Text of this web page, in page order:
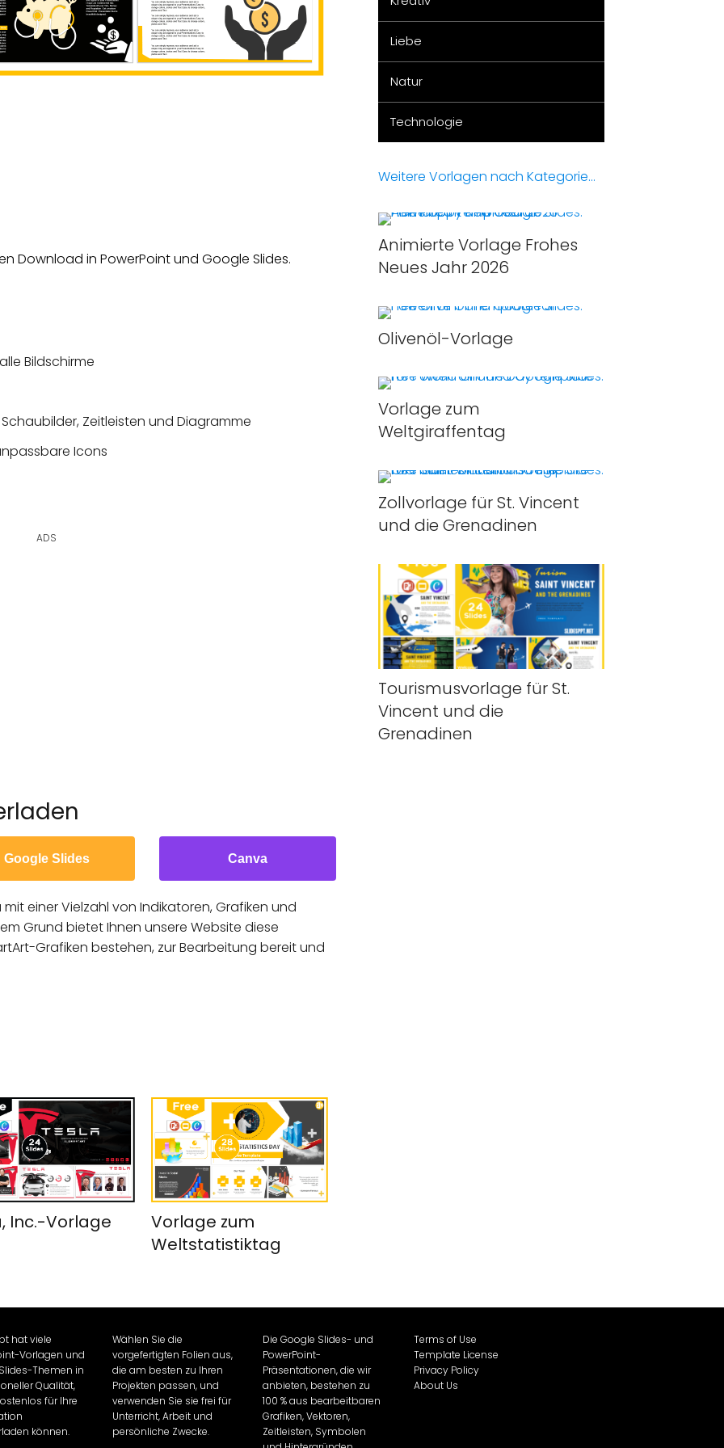
Bildschirme
Zeitleisten und Diagramme
Icons
ADS
Google Slides Canva
einer Vielzahl von Indikatoren, Grafiken und
Grund bietet Ihnen unsere Website diese
Grafiken bestehen, zur Bearbeitung bereit und
Inc.-Vorlage
Vorlage zum
Weltstatistiktag
Liebe
Natur
Technologie
Weitere Vorlagen nach Kategorie...
Animierte Vorlage Frohes
Neues Jahr 2026
Olivenöl-Vorlage
Vorlage zum
Weltgiraffentag
Zollvorlage für St. Vincent
und die Grenadinen
Tourismusvorlage für St.
Vincent und die
Grenadinen
hat viele
Vorlagen und
Themen in
Qualität,
für Ihre
können.
Wählen Sie die
vorgefertigten Folien aus,
die am besten zu Ihren
Projekten passen, und
verwenden Sie sie frei für
Unterricht, Arbeit und
persönliche Zwecke.
Die Google Slides- und
PowerPoint-
Präsentationen, die wir
anbieten, bestehen zu
100 % aus bearbeitbaren
Grafiken, Vektoren,
Zeitleisten, Symbolen
Terms of Use
Template License
Privacy Policy
About Us